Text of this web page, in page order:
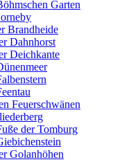
Garten
Brandheide
Dahnhorst
Deichkante
Feuerschwänen
der Tomburg
Golanhöhen